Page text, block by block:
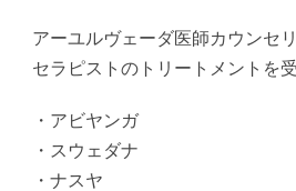
アーユルヴェーダ医師カウンセリ
セラピストのトリートメントを
・アビヤンガ
・スウェダナ
・ナスヤ